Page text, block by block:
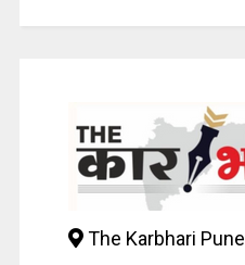
The Karbhari Pune